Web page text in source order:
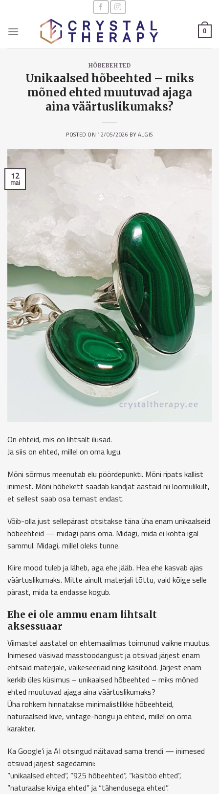
content
0
HÕBEBEHTED
Unikaalsed hõbeehted – miks
mõned ehted muutuvad ajaga
aina väärtuslikumaks?
POSTED ON 12/05/2026 BYALGIS
12
mai
On ehteid, mis on lihtsalt ilusad.
Ja siis on ehted, millel on oma lugu.
Mõni sõrmus meenutab elu pöördepunkti. Mõni ripats kallist
inimest. Mõni hõbekett saadab kandjat aastaid nii loomulikult,
et sellest saab osa temast endast.
Võib-olla just sellepärast otsitakse täna üha enam unikaalseid
hõbeehteid — midagi päris oma. Midagi, mida ei kohta igal
sammul. Midagi, millel oleks tunne.
Kiire mood tuleb ja läheb, aga ehe jääb. Hea ehe kasvab ajas
väärtuslikumaks. Mitte ainult materjali tõttu, vaid kõige selle
pärast, mida ta endasse kogub.
Ehe ei ole ammu enam lihtsalt
aksessuaar
Viimastel aastatel on ehtemaailmas toimunud vaikne muutus.
Inimesed väsivad masstoodangust ja otsivad järjest enam
ehtsaid materjale, väikeseeriaid ning käsitööd. Järjest enam
kerkib üles küsimus – unikaalsed hõbeehted – miks mõned
ehted muutuvad ajaga aina väärtuslikumaks?
Üha rohkem hinnatakse minimalistlikke hõbeehteid,
naturaalseid kive, vintage-hõngu ja ehteid, millel on oma
karakter.
Ka Google’i ja AI otsingud näitavad sama trendi — inimesed
otsivad järjest sagedamini:
“unikaalsed ehted”, “925 hõbeehted”, “käsitöö ehted”,
“naturaalse kiviga ehted” ja “tähendusega ehted”.